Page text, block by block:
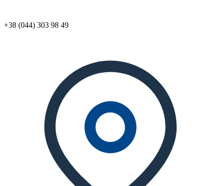
+38 (044) 303 98 49